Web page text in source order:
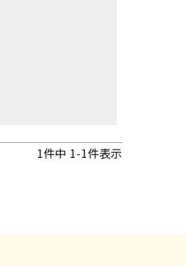
1件中 1-1件表示